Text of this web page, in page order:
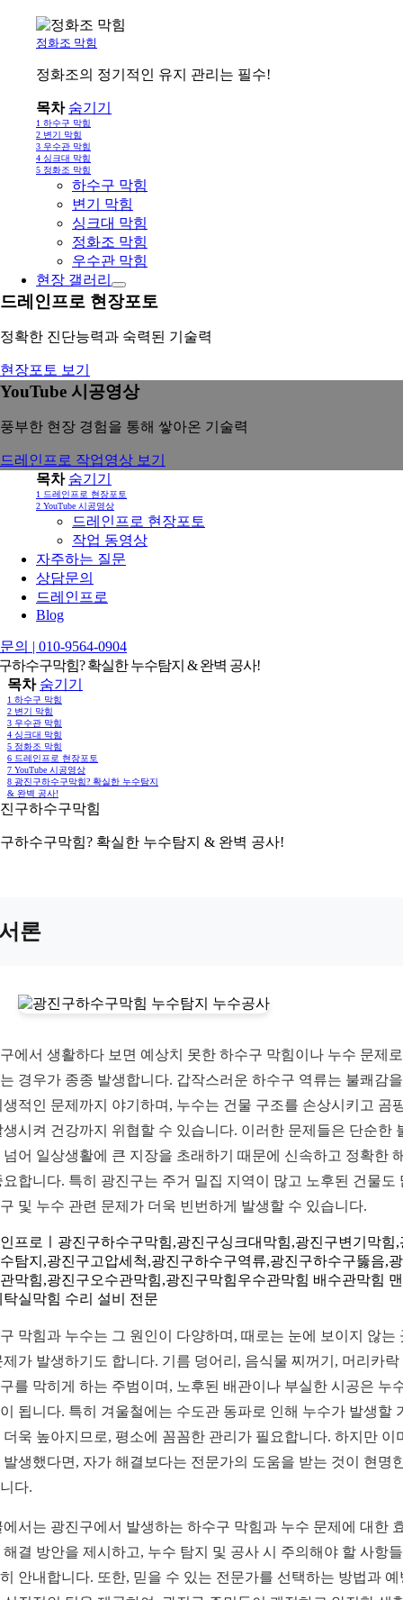
정화조 막힘
정화조의 정기적인 유지 관리는 필수!
목차 숨기기
1 하수구 막힘
2 변기 막힘
3 우수관 막힘
4 싱크대 막힘
5 정화조 막힘
하수구 막힘
변기 막힘
싱크대 막힘
정화조 막힘
우수관 막힘
현장 갤러리
드레인프로 현장포토
정확한 진단능력과 숙력된 기술력
현장포토 보기
YouTube 시공영상
풍부한 현장 경험을 통해 쌓아온 기술력
드레인프로 작업영상 보기
목차 숨기기
1 드레인프로 현장포토
2 YouTube 시공영상
드레인프로 현장포토
작업 동영상
자주하는 질문
상담문의
드레인프로
Blog
의 | 010-9564-0904
하수구막힘? 확실한 누수탐지 & 완벽 공사!
목차 숨기기
1 하수구 막힘
2 변기 막힘
3 우수관 막힘
4 싱크대 막힘
5 정화조 막힘
6 드레인프로 현장포토
7 YouTube 시공영상
8 광진구하수구막힘? 확실한 누수탐지
& 완벽 공사!
하수구막힘? 확실한 누수탐지 & 완벽 공사!
론
에서 생활하다 보면 예상치 못한 하수구 막힘이나 누수 문제
경우가 종종 발생합니다. 갑작스러운 하수구 역류는 불쾌감
생적인 문제까지 야기하며, 누수는 건물 구조를 손상시키고 곰
생시켜 건강까지 위협할 수 있습니다. 이러한 문제들은 단순한
넘어 일상생활에 큰 지장을 초래하기 때문에 신속하고 정확한
요합니다. 특히 광진구는 주거 밀집 지역이 많고 노후된 건물도
및 누수 관련 문제가 더욱 빈번하게 발생할 수 있습니다.
프로ㅣ광진구하수구막힘,광진구싱크대막힘,광진구변기막힘,
탐지,광진구고압세척,광진구하수구역류,광진구하수구뚫음,
막힘,광진구오수관막힘,광진구막힘우수관막힘 배수관막힘
탁실막힘 수리 설비 전문
막힘과 누수는 그 원인이 다양하며, 때로는 눈에 보이지 않는
제가 발생하기도 합니다. 기름 덩어리, 음식물 찌꺼기, 머리카락
를 막히게 하는 주범이며, 노후된 배관이나 부실한 시공은 누
됩니다. 특히 겨울철에는 수도관 동파로 인해 누수가 발생할
더욱 높아지므로, 평소에 꼼꼼한 관리가 필요합니다. 하지만 이
발생했다면, 자가 해결보다는 전문가의 도움을 받는 것이 현명
다.
에서는 광진구에서 발생하는 하수구 막힘과 누수 문제에 대한
해결 방안을 제시하고, 누수 탐지 및 공사 시 주의해야 할 사항
안내합니다. 또한, 믿을 수 있는 전문가를 선택하는 방법과 예